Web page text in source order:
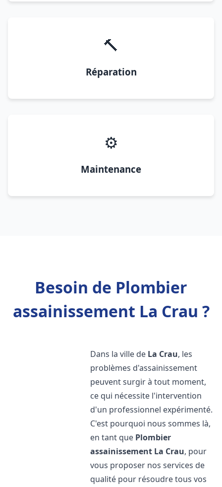
🔨
Réparation
⚙️
Maintenance
Besoin de Plombier
assainissement La Crau ?
Dans la ville de La Crau, les
problèmes d'assainissement
peuvent surgir à tout moment,
ce qui nécessite l'intervention
d'un professionnel expérimenté.
C'est pourquoi nous sommes là,
en tant que Plombier
assainissement La Crau, pour
vous proposer nos services de
qualité pour résoudre tous vos